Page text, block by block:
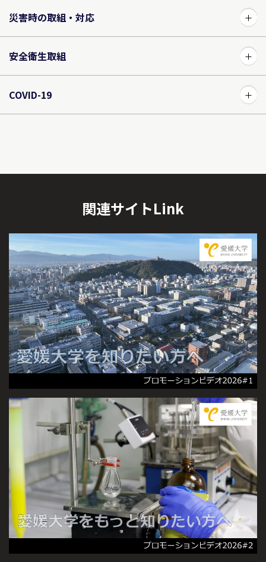
災害時の取組・対応
安全衛生取組
COVID-19
関連サイトLink